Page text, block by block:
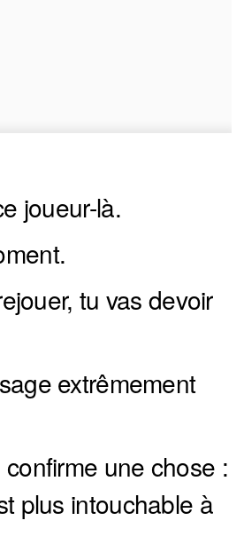
joueur-là.
tu vas devoir
extrêmement
une chose :
plus intouchable à